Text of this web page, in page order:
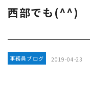
西部でも(^^)
事務員ブログ 2019-04-23